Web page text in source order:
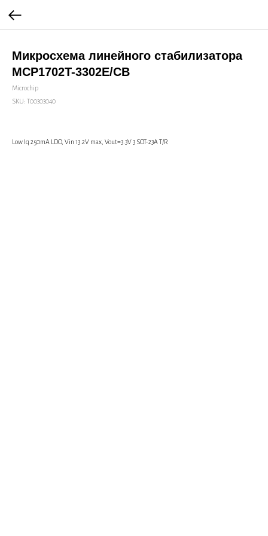
Микросхема линейного стабилизатора
MCP1702T-3302E/CB
Microchip
SKU: Т00303040
Low Iq 250mA LDO, Vin 13.2V max, Vout=3.3V 3 SOT-23A T/R